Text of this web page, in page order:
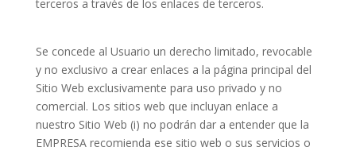
terceros a través de los enlaces de terceros.
Se concede al Usuario un derecho limitado, revocable
y no exclusivo a crear enlaces a la página principal del
Sitio Web exclusivamente para uso privado y no
comercial. Los sitios web que incluyan enlace a
nuestro Sitio Web (i) no podrán dar a entender que la
EMPRESA recomienda ese sitio web o sus servicios o